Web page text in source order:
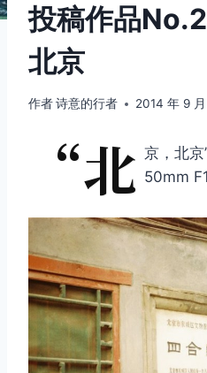
投稿作品
北京
作者诗意的行者 2014 年 9
“北 京，北
50mm